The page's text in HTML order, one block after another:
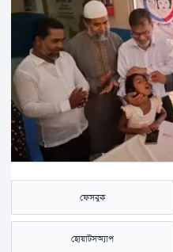
ফেসবুক
হোয়াটসঅ্যাপ